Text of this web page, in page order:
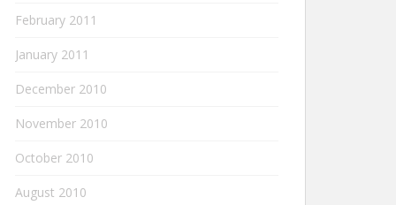
February 2011
January 2011
December 2010
November 2010
October 2010
August 2010